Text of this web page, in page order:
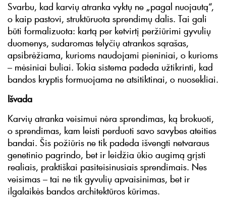
Svarbu, kad karvių atranka vyktų ne „pagal nuojautą“,
o kaip pastovi, struktūruota sprendimų dalis. Tai gali
būti formalizuota: kartą per ketvirtį peržiūrimi gyvulių
duomenys, sudaromas telyčių atrankos sąrašas,
apsibrėžiama, kurioms naudojami pieniniai, o kurioms
– mėsiniai buliai. Tokia sistema padeda užtikrinti, kad
bandos kryptis formuojama ne atsitiktinai, o nuosekliai.
Išvada
Karvių atranka veisimui nėra sprendimas, ką brokuoti,
o sprendimas, kam leisti perduoti savo savybes ateities
bandai. Šis požiūris ne tik padeda išvengti netvaraus
genetinio pagrindo, bet ir leidžia ūkio augimą grįsti
realiais, praktiškai pasiteisinusiais sprendimais. Nes
veisimas – tai ne tik gyvulių apvaisinimas, bet ir
ilgalaikės bandos architektūros kūrimas.